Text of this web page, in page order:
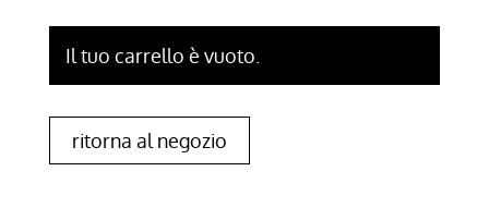
Il tuo carrello è vuoto.
ritorna al negozio